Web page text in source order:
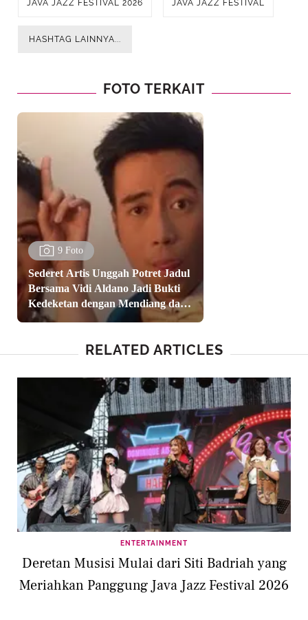
JAVA JAZZ FESTIVAL 2026 JAVA JAZZ FESTIVAL
HASHTAG LAINNYA...
FOTO TERKAIT
9 Foto
Sederet Artis Unggah Potret Jadul
Bersama Vidi Aldano Jadi Bukti
Kedeketan dengan Mendiang dari
Maudy Ayunda, Raisa, hingga
RELATED ARTICLES
ENTERTAINMENT
Deretan Musisi Mulai dari Siti Badriah yang
Meriahkan Panggung Java Jazz Festival 2026